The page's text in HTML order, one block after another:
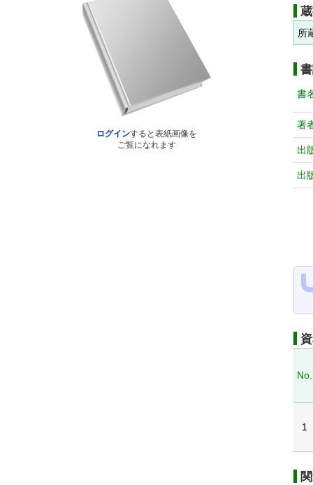
ログインすると表紙画像を
ご覧になれます
所
書
著
出
出
No.
1